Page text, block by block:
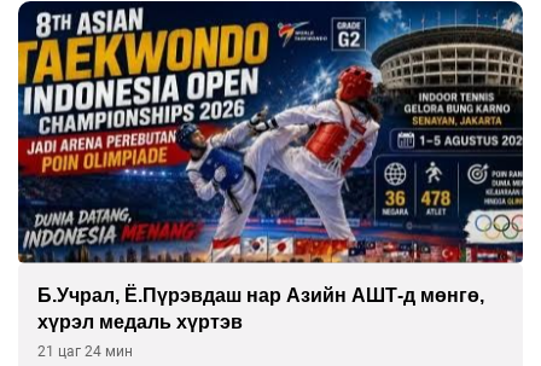
Б.Учрал, Ё.Пүрэвдаш нар Азийн АШТ-д мөнгө,
хүрэл медаль хүртэв
21 цаг 24 мин